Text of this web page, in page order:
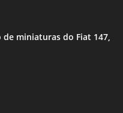
de miniaturas do Fiat 147,